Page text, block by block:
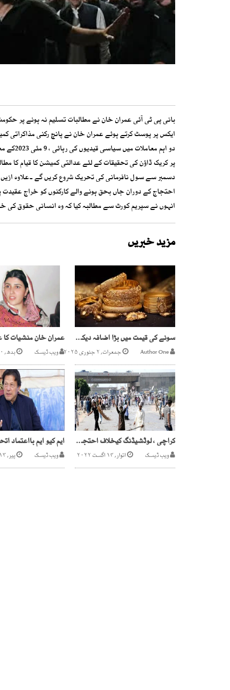
بانی پی ٹی آئی عمران خان نے مطالبات تسلیم نہ ہونے پر
ایکس پر پوسٹ کرتے ہوئے عمران خان نے پانچ رکنی مذاکراتی
احتجاج کے دوران جاں بحق ہونے والے کارکنوں کو خراج
انہوں نے سپریم کورٹ سے مطالبہ کیا کہ وہ انسانی حقوق کی
مزید خبریں
سونے کی قیمت میں بڑا اضافہ دیکھنے میں آیا ہے
جمعرات, ۲ جنوری ۲۰۲۵ ویب ڈیسک بدھ, ۲۰ ستمبر ۲۰۱۷
کراچی ، لوڈشیڈنگ کیخلاف احتجاجی مظاہروں کاسلسلہ تیز مختلف علاقوں کے عوام سڑکوں پرآگئے
ویب ڈیسک اتوار, ۱۴ اگست ۲۰۲۲ ویب ڈیسک پیر, ۱۳ جنوری ۲۰۲۰